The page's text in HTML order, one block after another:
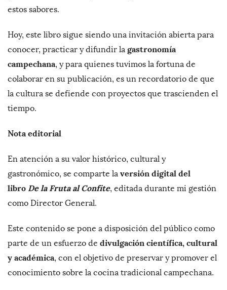
estos sabores.
Hoy, este libro sigue siendo una invitación abierta para
conocer, practicar y difundir la gastronomía
campechana, y para quienes tuvimos la fortuna de
colaborar en su publicación, es un recordatorio de que
la cultura se defiende con proyectos que trascienden el
tiempo.
Nota editorial
En atención a su valor histórico, cultural y
gastronómico, se comparte la versión digital del
libro De la Fruta al Confite, editada durante mi gestión
como Director General.
Este contenido se pone a disposición del público como
parte de un esfuerzo de divulgación científica, cultural
y académica, con el objetivo de preservar y promover el
conocimiento sobre la cocina tradicional campechana.